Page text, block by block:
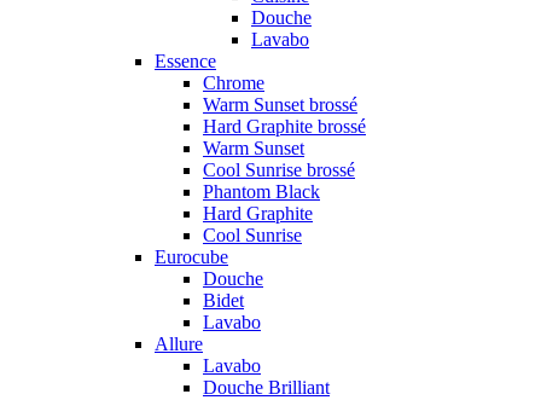
Douche
Lavabo
Essence
Chrome
Warm Sunset brossé
Hard Graphite brossé
Warm Sunset
Cool Sunrise brossé
Phantom Black
Hard Graphite
Cool Sunrise
Eurocube
Douche
Bidet
Lavabo
Allure
Lavabo
Douche Brilliant